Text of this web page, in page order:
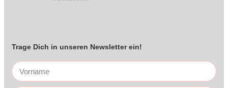
Trage Dich in unseren Newsletter ein!